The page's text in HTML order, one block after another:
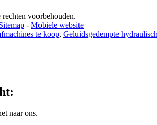
voorbehouden.
- Mobiele website
te koop, Geluidsgedempte
naar ons.